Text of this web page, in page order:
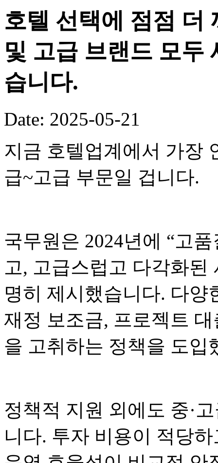
호텔 선택에 점점 더
및 고급 브랜드 모두
습니다.
Date: 2025-05-21
지금 호텔업계에서 가장
급~고급 부문일 겁니다.
국무원은 2024년에 “고
고, 고급스럽고 다각화된
명히 제시했습니다. 다
재정 보조금, 프로젝트
을 고취하는 정책을 도입
정책적 지원 외에도 중·
니다. 투자 비용이 적당